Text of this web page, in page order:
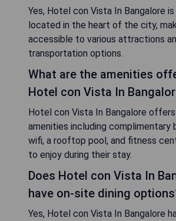
Yes, Hotel con Vista In Bangalore
located in the heart of the city,
accessible to various attractions
transportation options.
What are the amenities
Hotel con Vista In
Hotel con Vista In Bangalore
amenities including complimentary
wifi, a rooftop pool, and fitness
to enjoy during their stay.
Does Hotel con Vista In
have on-site dining
Yes, Hotel con Vista In Bangalore